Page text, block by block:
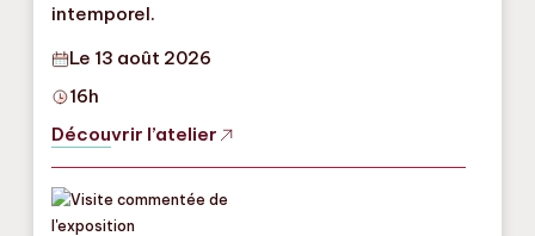
intemporel.
Le 13 août 2026
16h
Découvrir l’atelier